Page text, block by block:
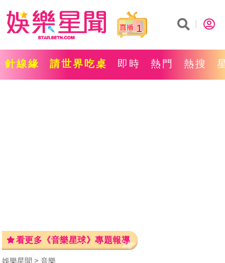
1
針線緣 請世界吃桌 即時 熱門 熱搜
看更多《音樂星球》專題報導
娛樂星聞 音樂